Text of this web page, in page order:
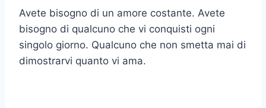
Avete bisogno di un amore costante. Avete
bisogno di qualcuno che vi conquisti ogni
singolo giorno. Qualcuno che non smetta mai di
dimostrarvi quanto vi ama.